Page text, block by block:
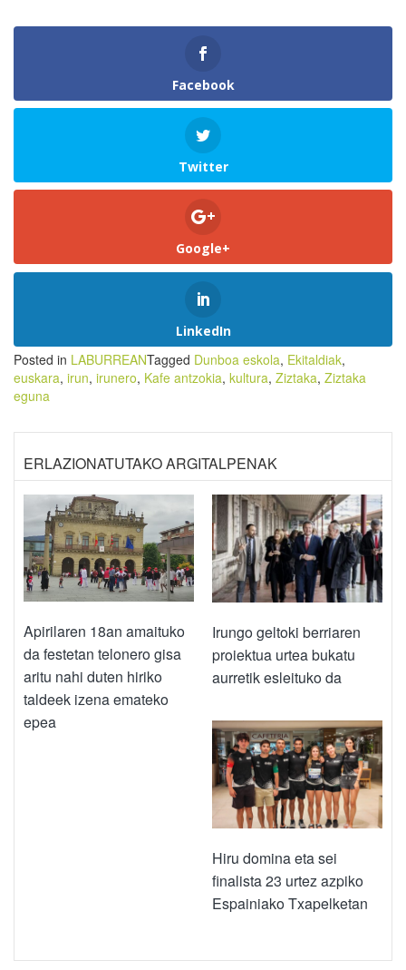
Facebook
Twitter
Google+
LinkedIn
Posted in LABURREANTagged Dunboa eskola, Ekitaldiak,
euskara, irun, irunero, Kafe antzokia, kultura, Ziztaka, Ziztaka
eguna
ERLAZIONATUTAKO ARGITALPENAK
Apirilaren 18an amaituko
da festetan telonero gisa
aritu nahi duten hiriko
taldeek izena emateko
epea
Irungo geltoki berriaren
proiektua urtea bukatu
aurretik esleituko da
Hiru domina eta sei
finalista 23 urtez azpiko
Espainiako Txapelketan